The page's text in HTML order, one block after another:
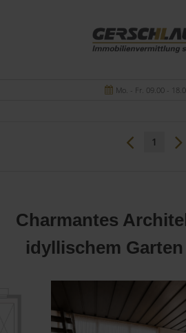
Mo. - Fr. 09.00 -
1
Charmantes
idyllischem